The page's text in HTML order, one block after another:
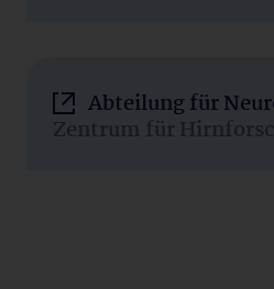
Abteilung für
Zentrum für